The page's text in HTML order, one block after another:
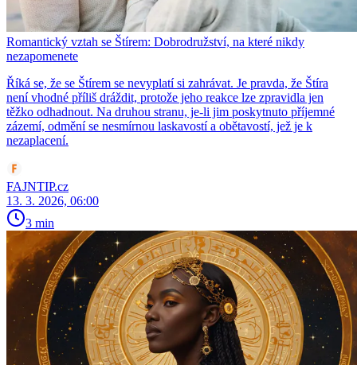
Romantický vztah se Štírem: Dobrodružství, na které nikdy
nezapomenete
Říká se, že se Štírem se nevyplatí si zahrávat. Je pravda, že Štíra
není vhodné příliš dráždit, protože jeho reakce lze zpravidla jen
těžko odhadnout. Na druhou stranu, je-li jim poskytnuto příjemné
zázemí, odmění se nesmírnou laskavostí a obětavostí, jež je k
nezaplacení.
FAJNTIP.cz
13. 3. 2026, 06:00
3 min